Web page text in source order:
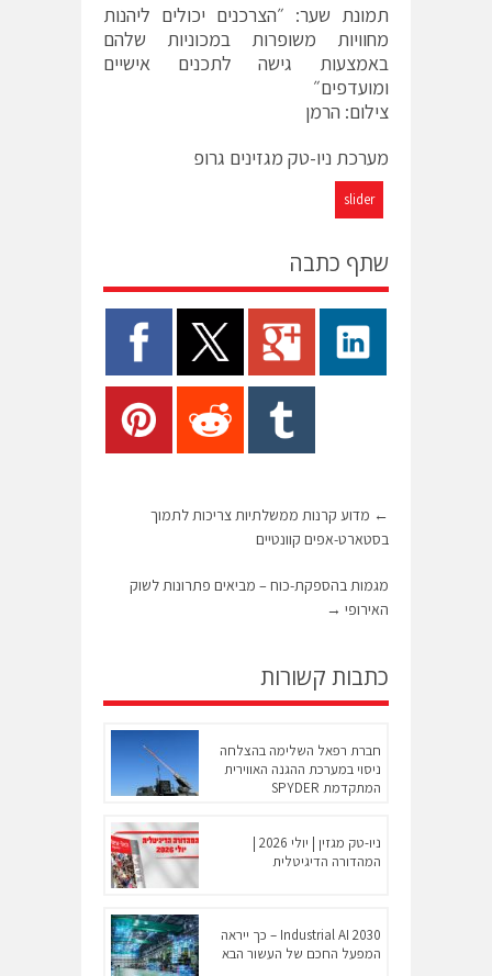
תמונת שער: ״הצרכנים יכולים ליהנות
מחוויות משופרות במכוניות שלהם
באמצעות גישה לתכנים אישיים
ומועדפים״
צילום: הרמן
מערכת ניו-טק מגזינים גרופ
slider
שתף כתבה
← מדוע קרנות ממשלתיות צריכות לתמוך
בסטארט-אפים קוונטיים
מגמות בהספקת-כוח – מביאים פתרונות לשוק
האירופי →
כתבות קשורות
חברת רפאל השלימה בהצלחה
ניסוי במערכת ההגנה האווירית
המתקדמת SPYDER
ניו-טק מגזין | יולי 2026 |
המהדורה הדיגיטלית
Industrial AI 2030 – כך ייראה
המפעל החכם של העשור הבא